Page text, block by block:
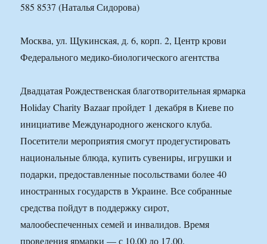
585 8537 (Наталья Сидорова)
Москва, ул. Щукинская, д. 6, корп. 2, Центр крови
Федерального медико-биологического агентства
Двадцатая Рождественская благотворительная ярмарка
Holiday Charity Bazaar пройдет 1 декабря в Киеве по
инициативе Международного женского клуба.
Посетители мероприятия смогут продегустировать
национальные блюда, купить сувениры, игрушки и
подарки, предоставленные посольствами более 40
иностранных государств в Украине. Все собранные
средства пойдут в поддержку сирот,
малообеспеченных семей и инвалидов. Время
проведения ярмарки — с 10.00 до 17.00.